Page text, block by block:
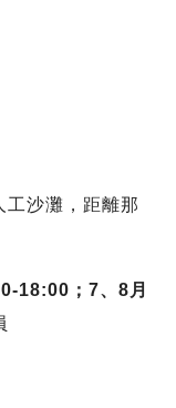
工沙灘，距離那
18:00；7、8月